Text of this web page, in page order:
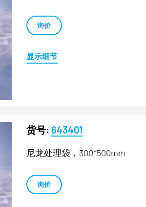
询价
显示细节
货号: 643401
尼龙处理袋，300*500mm
询价